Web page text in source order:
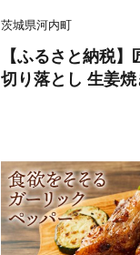
茨城県河内町
【ふるさと納税
切り落とし 生姜
g×8パック) 株式
にくブッチャー
豚 豚肉 肉 おかず
り】